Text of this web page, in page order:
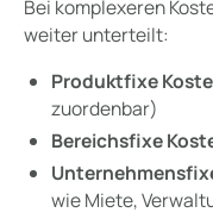
Bei komplexeren
weiter unterteilt:
Produktfixe
zuordenbar)
Bereichsfixe
wie Miete,